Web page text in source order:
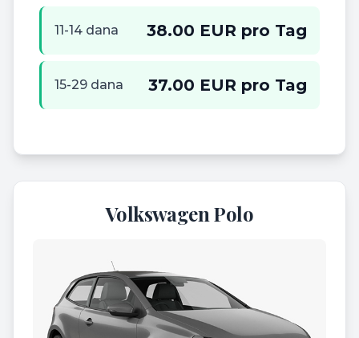
11-14 dana 38.00 EUR pro Tag
15-29 dana 37.00 EUR pro Tag
Volkswagen Polo